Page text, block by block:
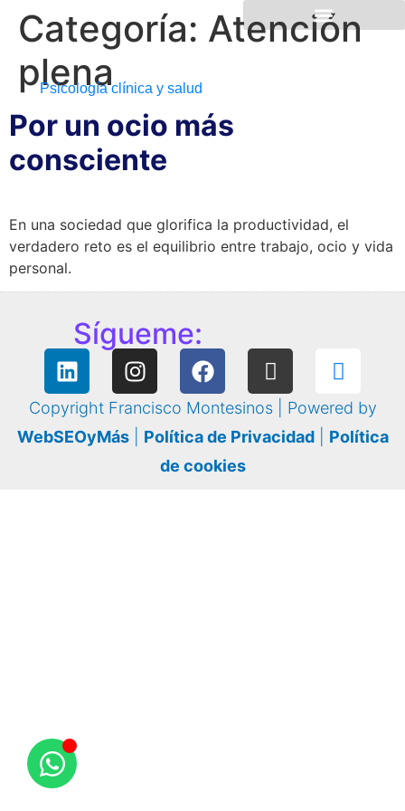
Psicología clínica y salud
Categoría: Atención
plena
Por un ocio más
consciente
En una sociedad que glorifica la productividad, el
verdadero reto es el equilibrio entre trabajo, ocio y vida
personal.
Sígueme:
Copyright Francisco Montesinos | Powered by
WebSEOyMás| Política de Privacidad| Política
de cookies